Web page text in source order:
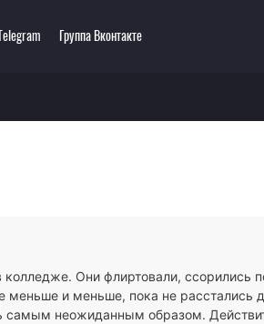
Группа Вконтакте
Они флиртовали, ссорились
меньше и меньше, пока не расстались
самым неожиданным образом.